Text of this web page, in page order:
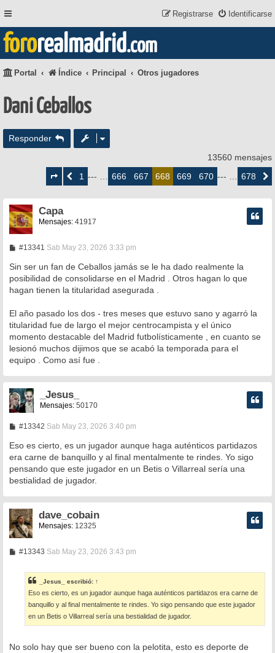
Identificarse
Registrarse
fororealmadrid.com
Portal Índice Principal Otros jugadores
Dani Ceballos
Responder
13560 mensajes
deAnterior1 --- … 666 667 668 669 670 --- … 678
Capa
Mensajes:41917
#13341 M
n
a
j
Sab May 23, 2026 3:33 pm
Sin ser un fan de Ceballos jamás se le ha dado realmente la
posibilidad de consolidarse en el Madrid . Otros hagan lo que
hagan tienen la titularidad asegurada .
El año pasado los dos - tres meses que estuvo sano y agarró la
titularidad fue de largo el mejor centrocampista y el único
momento destacable del Madrid futbolísticamente , en cuanto se
lesionó muchos dijimos que se acabó la temporada para el
equipo . Como así fue .
_Jesus_
Mensajes: 50170
#13342M
n
a
j
e
Sab May 23, 2026 3:40 pm
Eso es cierto, es un jugador aunque haga auténticos partidazos
era carne de banquillo y al final mentalmente te rindes. Yo sigo
pensando que este jugador en un Betis o Villarreal sería una
bestialidad de jugador.
dave_cobain
Mensajes: 12325
#13343M
a
j
e
Sab May 23, 2026 3:43 pm
_Jesus_ escribió: ↑
Eso es cierto, es un jugador aunque haga auténticos partidazos era carne de
banquillo y al final mentalmente te rindes. Yo sigo pensando que este jugador
en un Betis o Villarreal sería una bestialidad de jugador.
No solo hay que ser bueno con la pelotita, esto es deporte de